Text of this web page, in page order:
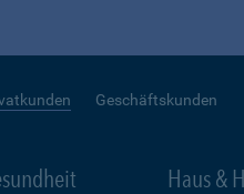
Geschäftskunden
Haus &